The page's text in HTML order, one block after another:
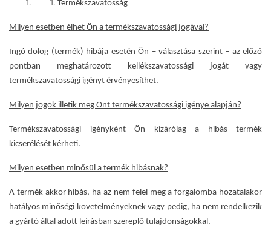
Termékszavatosság
Milyen esetben élhet Ön a termékszavatossági jogával?
Ingó dolog (termék) hibája esetén Ön – választása szerint – az előző
pontban meghatározott kellékszavatossági jogát vagy
termékszavatossági igényt érvényesíthet.
Milyen jogok illetik meg Önt termékszavatossági igénye alapján?
Termékszavatossági igényként Ön kizárólag a hibás termék
kicserélését kérheti.
Milyen esetben minősül a termék hibásnak?
A termék akkor hibás, ha az nem felel meg a forgalomba hozatalakor
hatályos minőségi követelményeknek vagy pedig, ha nem rendelkezik
a gyártó által adott leírásban szereplő tulajdonságokkal.